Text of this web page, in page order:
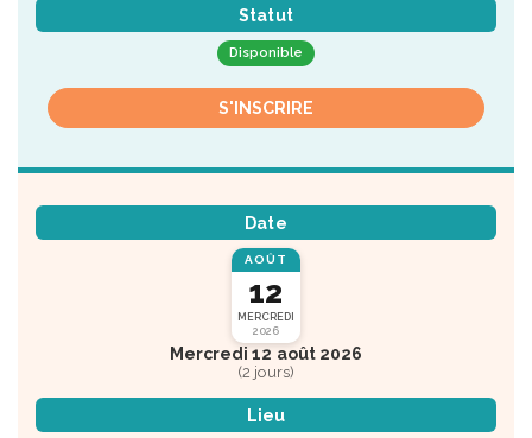
Statut
Disponible
S'INSCRIRE
Date
AOÛT
12
MERCREDI
2026
Mercredi 12 août 2026
(2 jours)
Lieu